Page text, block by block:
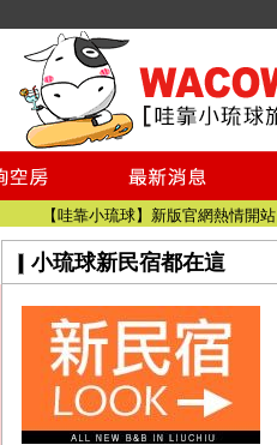
小琉球民宿空房
小琉球民宿
小琉球民宿推薦
【小琉球民宿特約】東港停車場!!看這邊
小琉球民宿 最完整的旅遊資訊都在這
【哇靠小琉球】新版官網熱情開站
【哇靠小琉球粉絲團】即時動態!!
小琉球民宿空房
小琉球民宿
小琉球民宿推薦
【小琉球民宿特約】東港停車場!!看這邊
小琉球民宿 最完整的旅遊資訊都在這
小琉球新民宿都在這